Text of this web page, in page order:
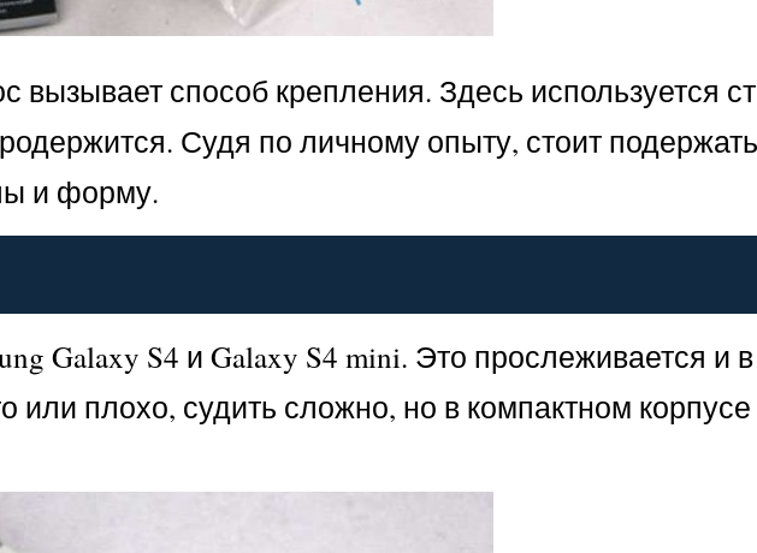
способ крепления. Здесь используется
Судя по личному опыту, стоит
и форму.
Galaxy S4 и Galaxy S4 mini. Это прослеживается и
плохо, судить сложно, но в компактном корпусе